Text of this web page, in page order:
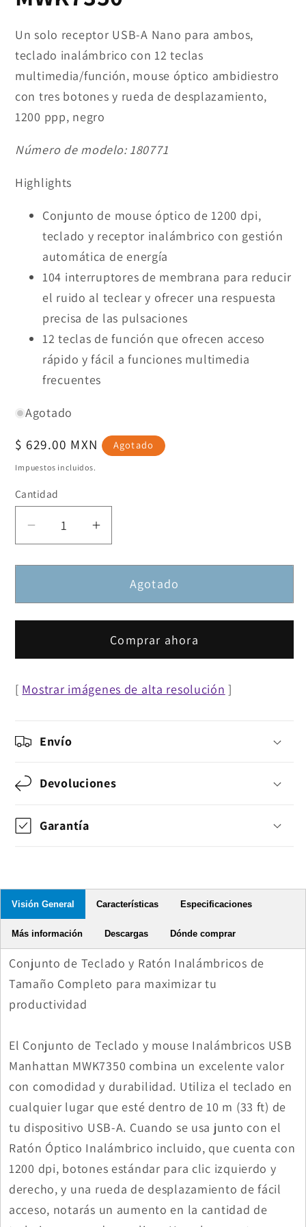
Un solo receptor USB-A Nano para ambos,
teclado inalámbrico con 12 teclas
multimedia/función, mouse óptico ambidiestro
con tres botones y rueda de desplazamiento,
1200 ppp, negro
Número de modelo: 180771
Highlights
Conjunto de mouse óptico de 1200 dpi,
teclado y receptor inalámbrico con gestión
automática de energía
104 interruptores de membrana para reducir
el ruido al teclear y ofrecer una respuesta
precisa de las pulsaciones
12 teclas de función que ofrecen acceso
rápido y fácil a funciones multimedia
frecuentes
Agotado
Precio
habitual
$ 629.00 MXN Agotado
Impuestos incluidos.
Cantidad
Reducir
para
de
teclado
mouse
inalámbricos
Aumentar
para
de
teclado
mouse
inalámbricos
Agotado
Comprar ahora
[ Mostrar imágenes de alta resolución ]
Envío
Devoluciones
Garantía
Visión General Características Especificaciones
Más información Descargas Dónde comprar
Conjunto de Teclado y Ratón Inalámbricos de
Tamaño Completo para maximizar tu
productividad
El Conjunto de Teclado y mouse Inalámbricos USB
Manhattan MWK7350 combina un excelente valor
con comodidad y durabilidad. Utiliza el teclado en
cualquier lugar que esté dentro de 10 m (33 ft) de
tu dispositivo USB-A. Cuando se usa junto con el
Ratón Óptico Inalámbrico incluido, que cuenta con
1200 dpi, botones estándar para clic izquierdo y
derecho, y una rueda de desplazamiento de fácil
acceso, notarás un aumento en la cantidad de